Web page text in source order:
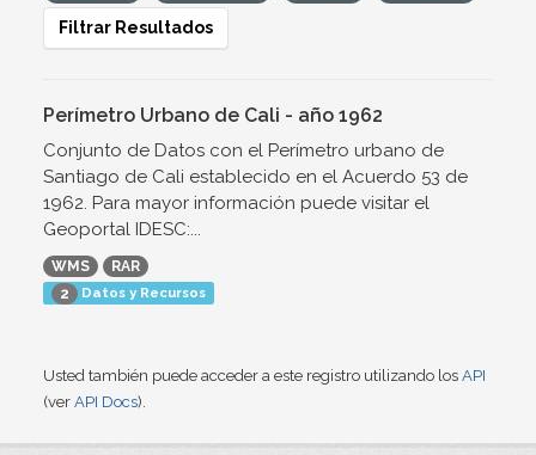
Filtrar Resultados
Perímetro Urbano de Cali - año 1962
Conjunto de Datos con el Perímetro urbano de
Santiago de Cali establecido en el Acuerdo 53 de
1962. Para mayor información puede visitar el
Geoportal IDESC:...
WMS
RAR
2 Datos y Recursos
Usted también puede acceder a este registro utilizando los API
(ver API Docs).